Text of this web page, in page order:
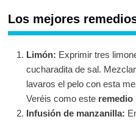
Los mejores
Limón: Exprimir tres
cucharadita de sal.
lavaros el pelo con esta
Veréis como este remedio
Infusión de manzanilla: